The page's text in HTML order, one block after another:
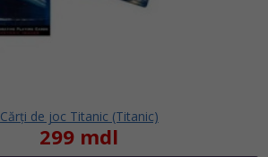
Cărți de joc Titanic (Titanic)
299 mdl